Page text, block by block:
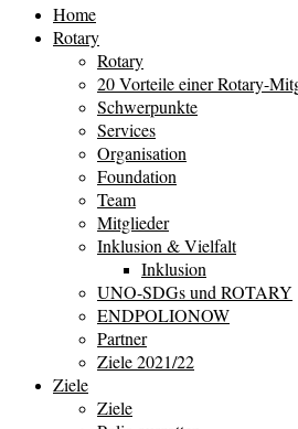
Home
Rotary
Rotary
20 Vorteile einer Rotary-
Schwerpunkte
Services
Organisation
Foundation
Team
Mitglieder
Inklusion & Vielfalt
Inklusion
UNO-SDGs und ROTARY
ENDPOLIONOW
Partner
Ziele 2021/22
Ziele
Ziele